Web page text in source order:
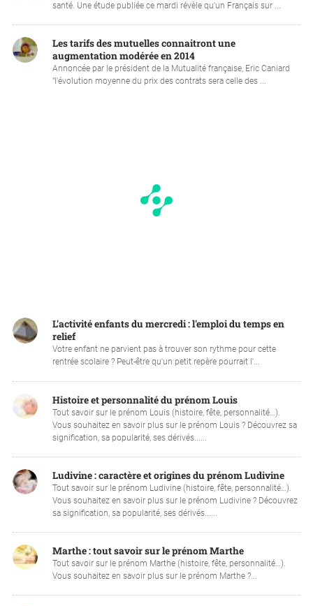
santé. Une étude publiée ce mardi révèle qu'un Français sur ...
Les tarifs des mutuelles connaitront une
augmentation modérée en 2014
Annoncée par le président de la Mutualité française, Eric Caniard
"l'évolution moyenne du prix des contrats sera celle des ...
L'activité enfants du mercredi : l'emploi du temps en
relief
Votre enfant ne parvient pas à trouver son rythme pour cette
rentrée scolaire ? Peut-être qu'un petit repère pourrait l'...
Histoire et personnalité du prénom Louis
Tout savoir sur le prénom Louis (histoire, fête, personnalité…).
Vous souhaitez en savoir plus sur le prénom Louis ? Découvrez sa
signification, sa popularité, ses dérivés......
Ludivine : caractère et origines du prénom Ludivine
Tout savoir sur le prénom Ludivine (histoire, fête, personnalité…).
Vous souhaitez en savoir plus sur le prénom Ludivine ? Découvrez
sa signification, sa popularité, ses dérivés......
Marthe : tout savoir sur le prénom Marthe
Tout savoir sur le prénom Marthe (histoire, fête, personnalité…).
Vous souhaitez en savoir plus sur le prénom Marthe ?...